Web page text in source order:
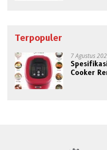
Terpopuler
7 Agustus
Cooker